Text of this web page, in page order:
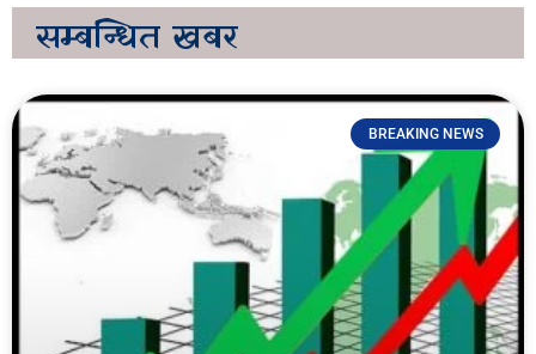
सम्बन्धित खबर
BREAKING NEWS